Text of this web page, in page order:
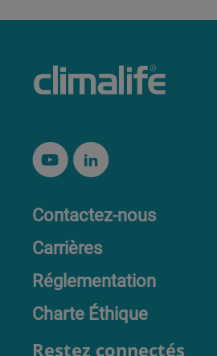
Contactez-nous
Carrières
Réglementation
Charte Éthique
Restez connectés